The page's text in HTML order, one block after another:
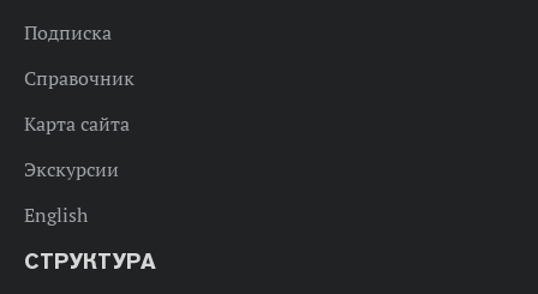
Подписка
Справочник
Карта сайта
Экскурсии
English
СТРУКТУРА